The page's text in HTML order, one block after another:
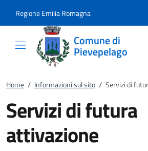
Regione Emilia Romagna
Comune di
Pievepelago
Home / Informazioni sul sito / Servizi di
Servizi di futura
attivazione